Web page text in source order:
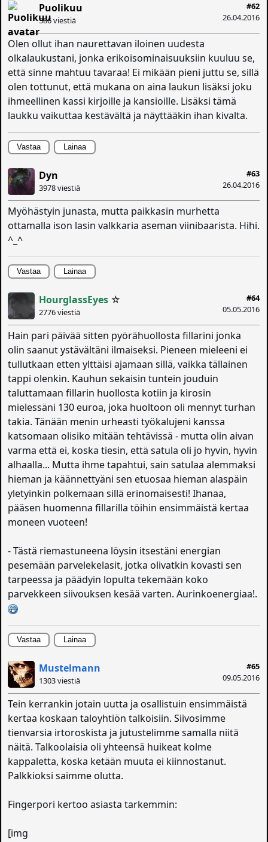
#62
26.04.2016
Puolikuu
586 viestiä
Olen ollut ihan naurettavan iloinen uudesta
olkalaukustani, jonka erikoisominaisuuksiin kuuluu se,
että sinne mahtuu tavaraa! Ei mikään pieni juttu se, sillä
olen tottunut, että mukana on aina laukun lisäksi joku
ihmeellinen kassi kirjoille ja kansioille. Lisäksi tämä
laukku vaikuttaa kestävältä ja näyttääkin ihan kivalta.
Vastaa Lainaa
#63
26.04.2016
Dyn
3978 viestiä
Myöhästyin junasta, mutta paikkasin murhetta
ottamalla ison lasin valkkaria aseman viinibaarista. Hihi.
^_^
Vastaa Lainaa
#64
05.05.2016
HourglassEyes ☆
2776 viestiä
Hain pari päivää sitten pyörähuollosta fillarini jonka
olin saanut ystävältäni ilmaiseksi. Pieneen mieleeni ei
tullutkaan etten ylttäisi ajamaan sillä, vaikka tällainen
tappi olenkin. Kauhun sekaisin tuntein jouduin
taluttamaan fillarin huollosta kotiin ja kirosin
mielessäni 130 euroa, joka huoltoon oli mennyt turhan
takia. Tänään menin urheasti työkalujeni kanssa
katsomaan olisiko mitään tehtävissä - mutta olin aivan
varma että ei, koska tiesin, että satula oli jo hyvin, hyvin
alhaalla... Mutta ihme tapahtui, sain satulaa alemmaksi
hieman ja käännettyäni sen etuosaa hieman alaspäin
yletyinkin polkemaan sillä erinomaisesti! Ihanaa,
pääsen huomenna fillarilla töihin ensimmäistä kertaa
moneen vuoteen!
- Tästä riemastuneena löysin itsestäni energian
pesemään parvelekelasit, jotka olivatkin kovasti sen
tarpeessa ja päädyin lopulta tekemään koko
parvekkeen siivouksen kesää varten. Aurinkoenergiaa!.
Vastaa Lainaa
#65
09.05.2016
Mustelmann
1303 viestiä
Tein kerrankin jotain uutta ja osallistuin ensimmäistä
kertaa koskaan taloyhtiön talkoisiin. Siivosimme
tienvarsia irtoroskista ja jutustelimme samalla niitä
näitä. Talkoolaisia oli yhteensä huikeat kolme
kappaletta, koska ketään muuta ei kiinnostanut.
Palkkioksi saimme olutta.
Fingerpori kertoo asiasta tarkemmin:
[img